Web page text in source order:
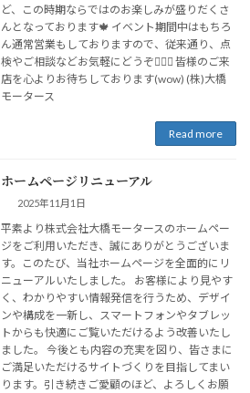
ど、この時期ならではのお楽しみが盛りだくさ
んとなっております🍁 イベント期間中はもちろ
ん通常営業もしておりますので、従来通り、点
検やご相談などお気軽にどうぞ💁🏻‍♀️ 皆様のご来
店を心よりお待ちしております(wow) (株)大橋
モータース
Read more
ホームページリニューアル
2025年11月1日
平素より株式会社大橋モータースのホームペー
ジをご利用いただき、誠にありがとうございま
す。このたび、当社ホームページを全面的にリ
ニューアルいたしました。 お客様により見やす
く、わかりやすい情報発信を行うため、デザイ
ンや構成を一新し、スマートフォンやタブレッ
トからも快適にご覧いただけるよう改善いたし
ました。 今後とも内容の充実を図り、皆さまに
ご満足いただけるサイトづくりを目指してまい
ります。引き続きご愛顧のほど、よろしくお願